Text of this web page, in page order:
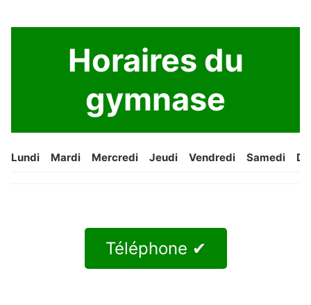
Horaires du
gymnase
Lundi Mardi Mercredi Jeudi Vendredi Samedi
Téléphone ✔